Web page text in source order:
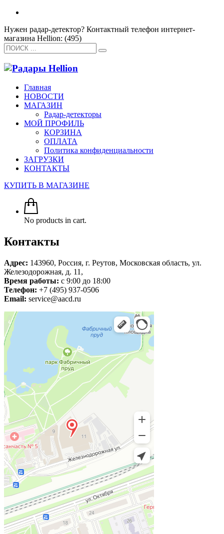
Нужен радар-детектор? Контактный телефон интернет-
магазина Hellion: (495)
Главная
НОВОСТИ
МАГАЗИН
Радар-детекторы
МОЙ ПРОФИЛЬ
КОРЗИНА
ОПЛАТА
Политика конфиденциальности
ЗАГРУЗКИ
КОНТАКТЫ
КУПИТЬ В МАГАЗИНЕ
No products in cart.
Контакты
Адрес: 143960, Россия, г. Реутов, Московская область, ул.
Железодорожная, д. 11,
Время работы: с 9:00 до 18:00
Телефон: +7 (495) 937-0506
Email: service@aacd.ru